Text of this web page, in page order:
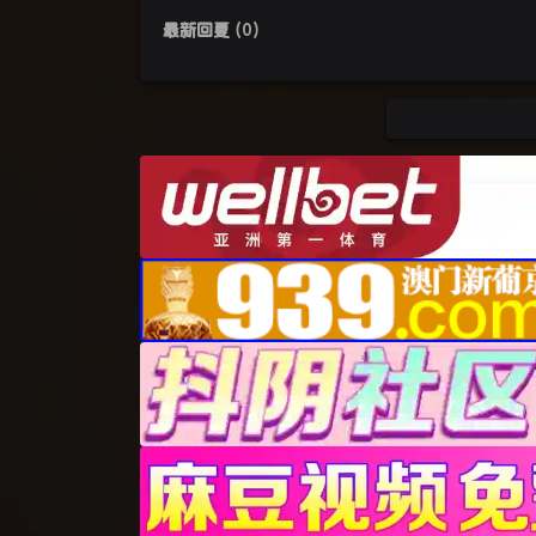
最新回复(0)